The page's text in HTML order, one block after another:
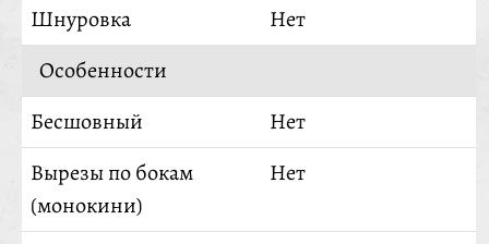
Шнуровка
Нет
Особенности
Бесшовный
Нет
Вырезы по бокам
(монокини)
Нет